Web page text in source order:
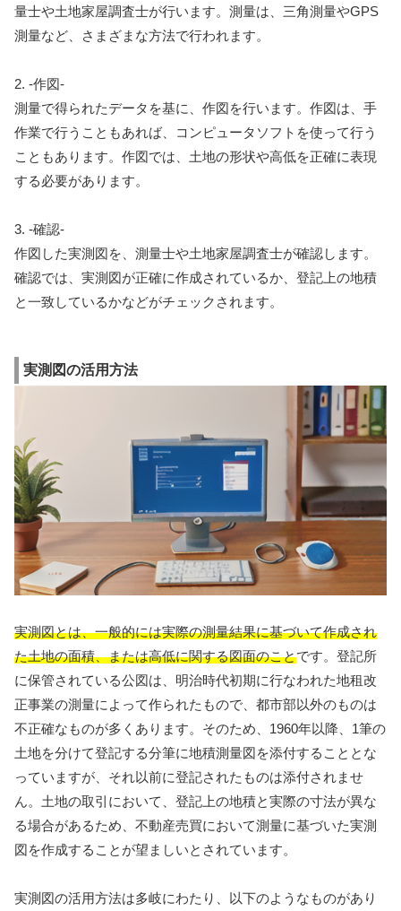
量士や土地家屋調査士が行います。測量は、三角測量やGPS
測量など、さまざまな方法で行われます。
2. -作図-
測量で得られたデータを基に、作図を行います。作図は、手
作業で行うこともあれば、コンピュータソフトを使って行う
こともあります。作図では、土地の形状や高低を正確に表現
する必要があります。
3. -確認-
作図した実測図を、測量士や土地家屋調査士が確認します。
確認では、実測図が正確に作成されているか、登記上の地積
と一致しているかなどがチェックされます。
実測図の活用方法
実測図とは、一般的には実際の測量結果に基づいて作成され
た土地の面積、または高低に関する図面のことです。登記所
に保管されている公図は、明治時代初期に行なわれた地租改
正事業の測量によって作られたもので、都市部以外のものは
不正確なものが多くあります。そのため、1960年以降、1筆の
土地を分けて登記する分筆に地積測量図を添付することとな
っていますが、それ以前に登記されたものは添付されませ
ん。土地の取引において、登記上の地積と実際の寸法が異な
る場合があるため、不動産売買において測量に基づいた実測
図を作成することが望ましいとされています。
実測図の活用方法は多岐にわたり、以下のようなものがあり